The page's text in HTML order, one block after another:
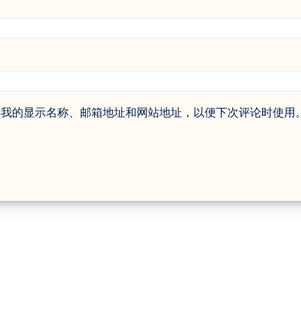
的显示名称、邮箱地址和网站地址，以便下次评论时使用。